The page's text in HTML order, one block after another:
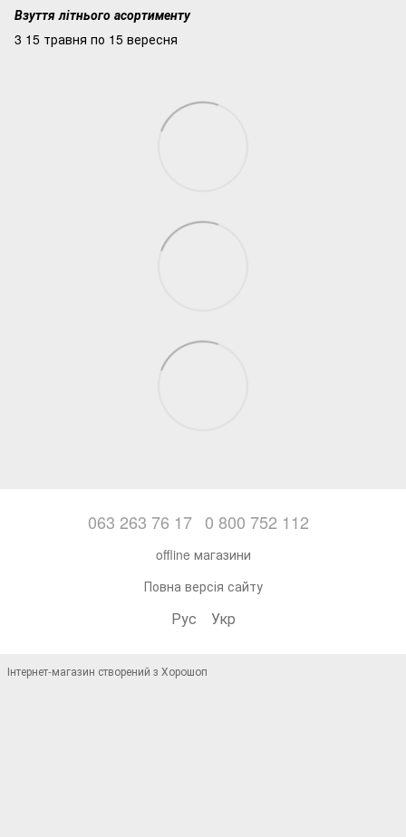
Взуття літнього асортименту
3 15 травня по 15 вересня
063 263 76 17 0 800 752 112
offline магазини
Повна версія сайту
Рус Укр
Інтернет-магазин створений з Хорошоп